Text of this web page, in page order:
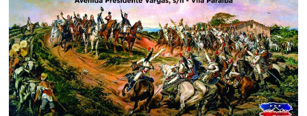
Prefeitura
Estância
Turística
Guaratinguetá